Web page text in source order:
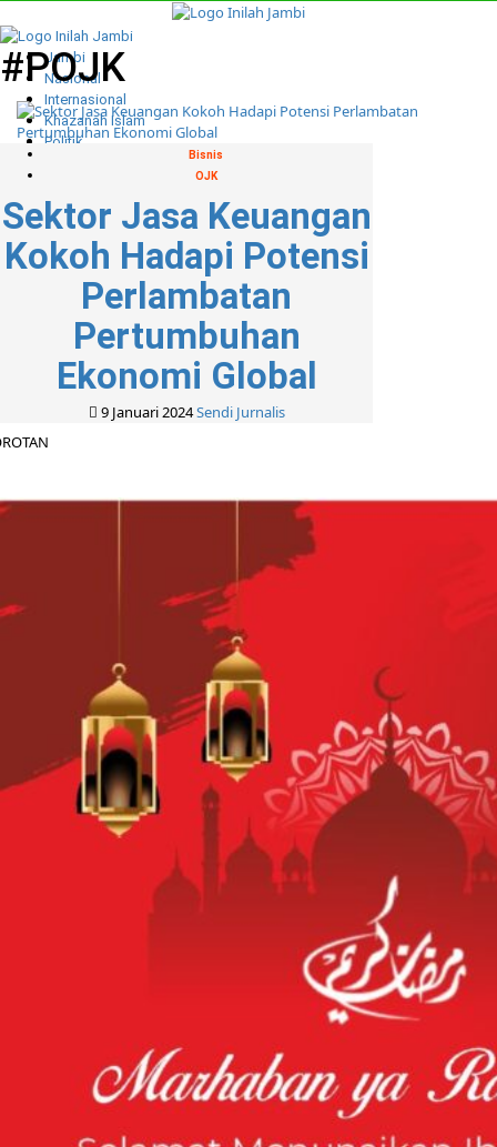
to
content
Primary
Menu Jambi
Nasional
Internasional
Khazanah Islam
Politik
Media Partner
Cari
#POJK
Bisnis
OJK
Sektor Jasa Keuangan
Kokoh Hadapi Potensi
Perlambatan
Pertumbuhan
Ekonomi Global
9 Januari 2024Sendi Jurnalis